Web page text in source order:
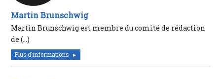
Martin Brunschwig
Martin Brunschwig est membre du comité de rédaction
de (…)
Plus d'informations